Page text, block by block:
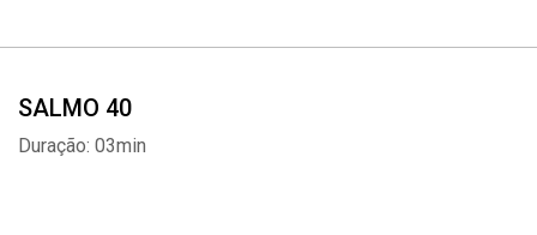
SALMO 40
Duração: 03min